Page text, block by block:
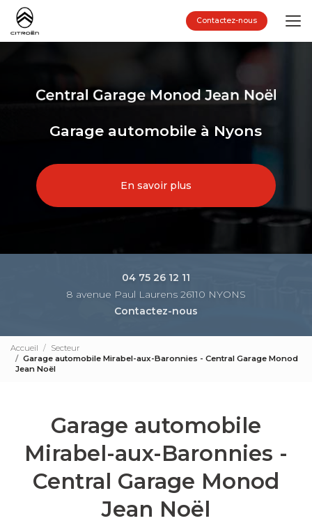
Aller
contenu
principal
Contactez-nous
Garage automobile à Nyons
En savoir plus
04 75 26 12 11
8 avenue Paul Laurens 26110 NYONS
Contactez-nous
Accueil
Secteur
Garage automobile Mirabel-aux-Baronnies - Central Garage Monod
Jean Noël
Garage automobile
Mirabel-aux-Baronnies -
Central Garage Monod
Jean Noël